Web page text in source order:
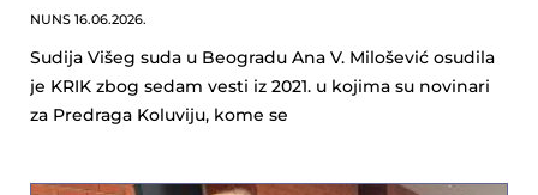
NUNS 16.06.2026.
Sudija Višeg suda u Beogradu Ana V. Milošević osudila
je KRIK zbog sedam vesti iz 2021. u kojima su novinari
za Predraga Koluviju, kome se